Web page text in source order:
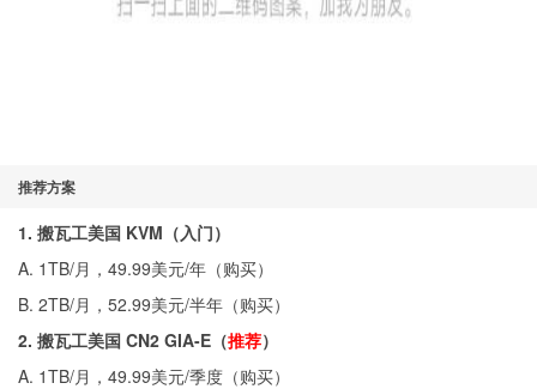
推荐方案
1. 搬瓦工美国 KVM（入门）
A. 1TB/月，49.99美元/年（购买）
B. 2TB/月，52.99美元/半年（购买）
2. 搬瓦工美国 CN2 GIA-E（推荐）
A. 1TB/月，49.99美元/季度（购买）